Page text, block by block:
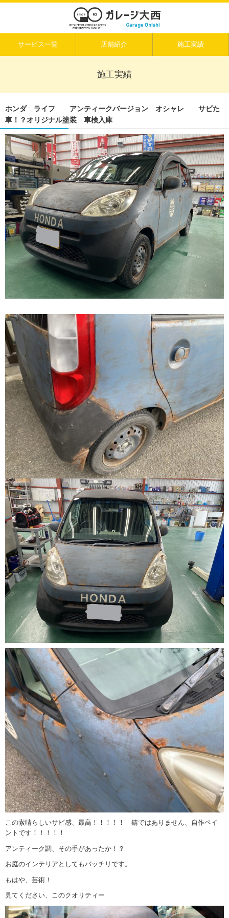
サービス一覧 店舗紹介 施工実績
施工実績
ホンダ ライフ アンティークバージョン オシャレ サビた
車！？オリジナル塗装 車検入庫
この素晴らしいサビ感、最高！！！！！ 錆ではありません、自作ペイ
ントです！！！！！
アンティーク調、その手があったか！？
お庭のインテリアとしてもバッチリです。
もはや、芸術！
見てください、このクオリティー